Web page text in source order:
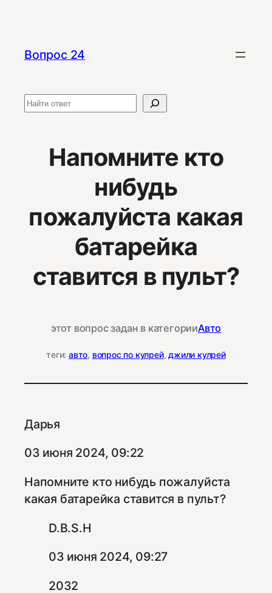
содержимому
Вопрос 24
Поиск
Напомните кто
нибудь
пожалуйста какая
батарейка
ставится в пульт?
этот вопрос задан в категорииАвто
теги: авто, вопрос по кулрей, джили кулрей
Дарья
03 июня 2024, 09:22
Напомните кто нибудь пожалуйста
какая батарейка ставится в пульт?
D.B.S.H
03 июня 2024, 09:27
2032